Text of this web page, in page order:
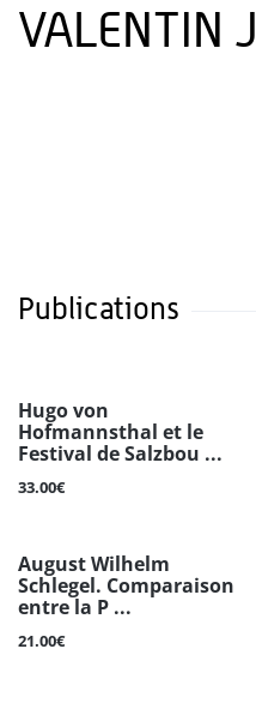
VALENTIN
Publications
Hugo von
Hofmannsthal et le
Festival de Salzbou ...
33.00€
August Wilhelm
Schlegel. Comparaison
entre la P ...
21.00€